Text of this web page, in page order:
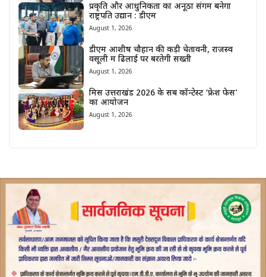
प्रकृति और आधुनिकता का अनूठा संगम बनेगा
राष्ट्रपति उद्यान : डीएम
August 1, 2026
डीएम आशीष चौहान की कड़ी चेतावनी, राजस्व
वसूली में ढिलाई पर बरतेगी सख्ती
August 1, 2026
मिस उत्तराखंड 2026 के सब कॉन्टेस्ट ‘फ्रेश फेस’
का आयोजन
August 1, 2026